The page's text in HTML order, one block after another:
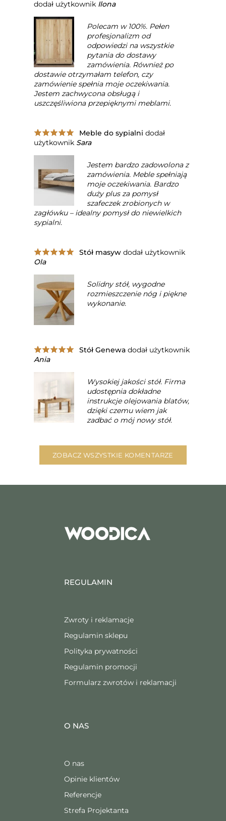
dodał użytkownik Ilona
Polecam w 100%. Pełen
profesjonalizm od
odpowiedzi na wszystkie
pytania do dostawy
zamówienia. Również po
dostawie otrzymałam telefon, czy
zamówienie spełnia moje oczekiwania.
Jestem zachwycona obsługą i
uszczęśliwiona przepięknymi meblami.
Meble do sypialni dodał
użytkownik Sara
Jestem bardzo zadowolona z
zamówienia. Meble spełniają
moje oczekiwania. Bardzo
duży plus za pomysł
szafeczek zrobionych w
zagłówku – idealny pomysł do niewielkich
sypialni.
Stół masywdodał użytkownik
Ola
Solidny stół, wygodne
rozmieszczenie nóg i piękne
wykonanie.
Stół Genewadodał użytkownik
Ania
Wysokiej jakości stół. Firma
udostępnia dokładne
instrukcje olejowania blatów,
dzięki czemu wiem jak
zadbać o mój nowy stół.
ZOBACZ WSZYSTKIE KOMENTARZE
REGULAMIN
Zwroty i reklamacje
Regulamin sklepu
Polityka prywatności
Regulamin promocji
Formularz zwrotów i reklamacji
O NAS
O nas
Opinie klientów
Referencje
Strefa Projektanta